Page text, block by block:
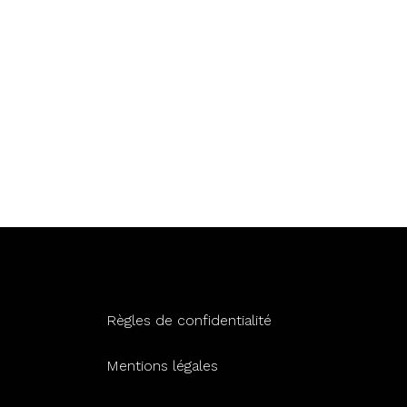
Règles de confidentialité
Mentions légales